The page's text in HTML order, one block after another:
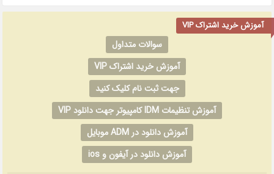
آموزش خرید اشتراک VIP
سوالات متداول
آموزش خرید اشتراک VIP
جهت ثبت نام کلیک کنید
آموزش تنظیمات IDM کامپیوتر جهت دانلود VIP
آموزش دانلود در ADM موبایل
آموزش دانلود در آیفون و ios